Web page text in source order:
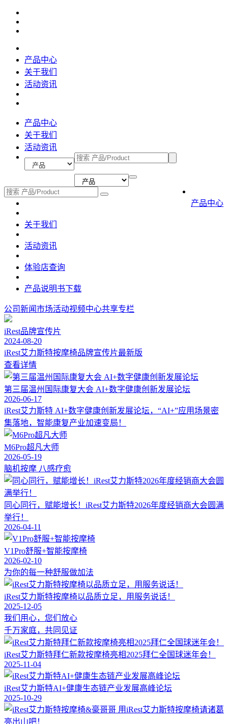
产品中心
关于我们
活动资讯
产品中心
关于我们
活动资讯
产品中心
关于我们
活动资讯
体验店查询
产品说明书下载
公司新闻市场活动视频中心共享专栏
iRest品牌宣传片
2024-08-20
iRest艾力斯特按摩椅品牌宣传片最新版
查看详情
第三届温州国际康复大会 AI+数字健康创新发展论坛
2026-06-17
iRest艾力斯特 AI+数字健康创新发展论坛，“AI+”应用场景密
集落地，智能康复产业加速变局！
M6Pro超凡大师
2026-05-19
脑机按摩 八感疗愈
同心同行，赋能增长！iRest艾力斯特2026年度经销商大会圆满
举行！
2026-04-11
V1Pro舒服+智能按摩椅
2026-02-10
为你的每一种舒服做加法
iRest艾力斯特按摩椅以品质立足，用服务说话！
2025-12-05
我们用心，您们放心
千万家庭，共同见证
iRest艾力斯特拜仁新款按摩椅亮相2025拜仁全国球迷年会！
2025-11-04
iRest艾力斯特AI+健康生态链产业发展高峰论坛
2025-10-29